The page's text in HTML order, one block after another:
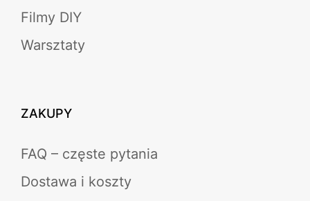
Filmy DIY
Warsztaty
ZAKUPY
FAQ – częste pytania
Dostawa i koszty